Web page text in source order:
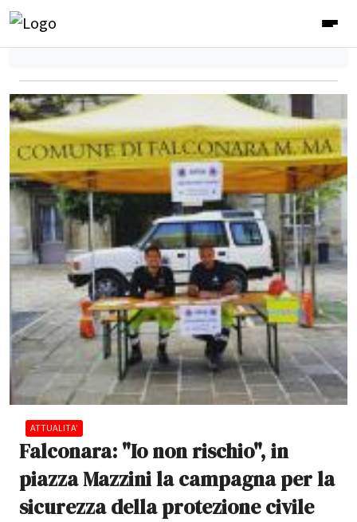
ATTUALITA'
Falconara: "Io non rischio", in
piazza Mazzini la campagna per la
sicurezza della protezione civile